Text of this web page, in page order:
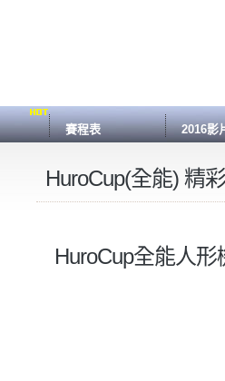
賽程表 2016影
HuroCup(全能) 精
HuroCup全能人